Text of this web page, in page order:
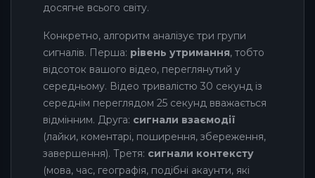
досягне всього світу.
Конкретно, алгоритм аналізує три групи
сигналів. Перша: рівень утримання, тобто
відсоток вашого відео, переглянутий у
середньому. Відео тривалістю 30 секунд із
середнім переглядом 25 секунд вважається
відмінним. Друга: сигнали взаємодії
(лайки, коментарі, поширення, збереження,
завершення). Третя: сигнали контексту
(мова, час, географія, подібні акаунти, які